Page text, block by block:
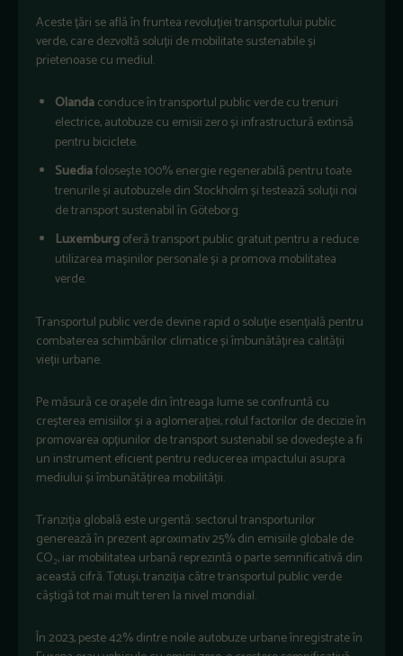
Aceste țări se află în fruntea revoluției transportului public
verde, care dezvoltă soluții de mobilitate sustenabile și
prietenoase cu mediul.
Olandaconduce în transportul public verde cu trenuri
electrice, autobuze cu emisii zero și infrastructură extinsă
pentru biciclete.
Suediafolosește 100% energie regenerabilă pentru toate
trenurile și autobuzele din Stockholm și testează soluții noi
de transport sustenabil în Göteborg.
Luxemburgoferă transport public gratuit pentru a reduce
utilizarea mașinilor personale și a promova mobilitatea
verde.
Transportul public verde devine rapid o soluție esențială pentru
combaterea schimbărilor climatice și îmbunătățirea calității
vieții urbane.
Pe măsură ce orașele din întreaga lume se confruntă cu
creșterea emisiilor și a aglomerației, rolul factorilor de decizie în
promovarea opțiunilor de transport sustenabil se dovedește a fi
un instrument eficient pentru reducerea impactului asupra
mediului și îmbunătățirea mobilității.
Tranziția globală este urgentă: sectorul transporturilor
generează în prezent aproximativ 25% din emisiile globale de
CO₂, iar mobilitatea urbană reprezintă o parte semnificativă din
această cifră. Totuși, tranziția către transportul public verde
câștigă tot mai mult teren la nivel mondial.
În 2023, peste 42% dintre noile autobuze urbane înregistrate în